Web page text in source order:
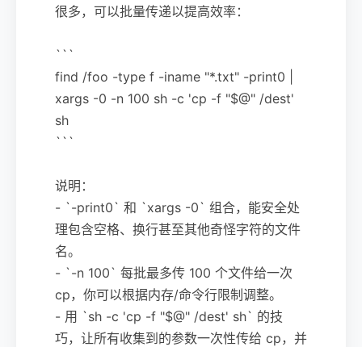
很多，可以批量传递以提高效率：
```
find /foo -type f -iname "*.txt" -print0 |
xargs -0 -n 100 sh -c 'cp -f "$@" /dest'
sh
```
说明：
- `-print0` 和 `xargs -0` 组合，能安全处
理包含空格、换行甚至其他奇怪字符的文件
名。
- `-n 100` 每批最多传 100 个文件给一次
cp，你可以根据内存/命令行限制调整。
- 用 `sh -c 'cp -f "$@" /dest' sh` 的技
巧，让所有收集到的参数一次性传给 cp，并